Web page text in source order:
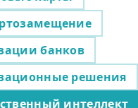
банков
решения
интеллект